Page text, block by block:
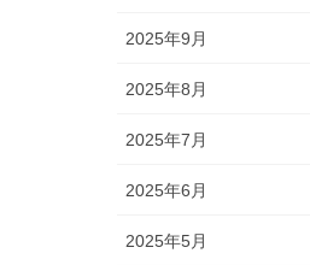
2025年9月
2025年8月
2025年7月
2025年6月
2025年5月